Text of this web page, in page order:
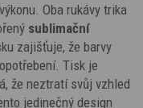
Oba rukávy trika
sublimační
zajišťuje, že barvy
Tisk je
že neztratí svůj vzhled
jedinečný design